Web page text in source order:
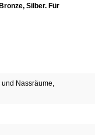
Silber. Für
und Nassräume